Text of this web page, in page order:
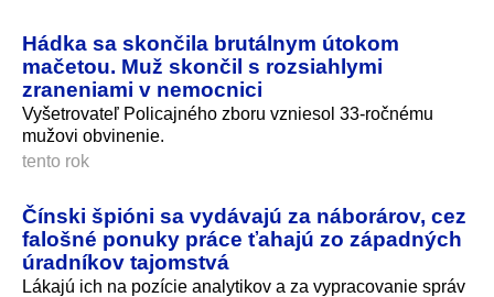
Hádka sa skončila brutálnym útokom
mačetou. Muž skončil s rozsiahlymi
zraneniami v nemocnici
Vyšetrovateľ Policajného zboru vzniesol 33-ročnému
mužovi obvinenie.
tento rok
Čínski špióni sa vydávajú za náborárov, cez
falošné ponuky práce ťahajú zo západných
úradníkov tajomstvá
Lákajú ich na pozície analytikov a za vypracovanie správ